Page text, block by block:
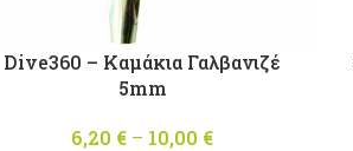
Dive360 – Καμάκια Γαλβανιζέ
5mm
6,20 € – 10,00 €